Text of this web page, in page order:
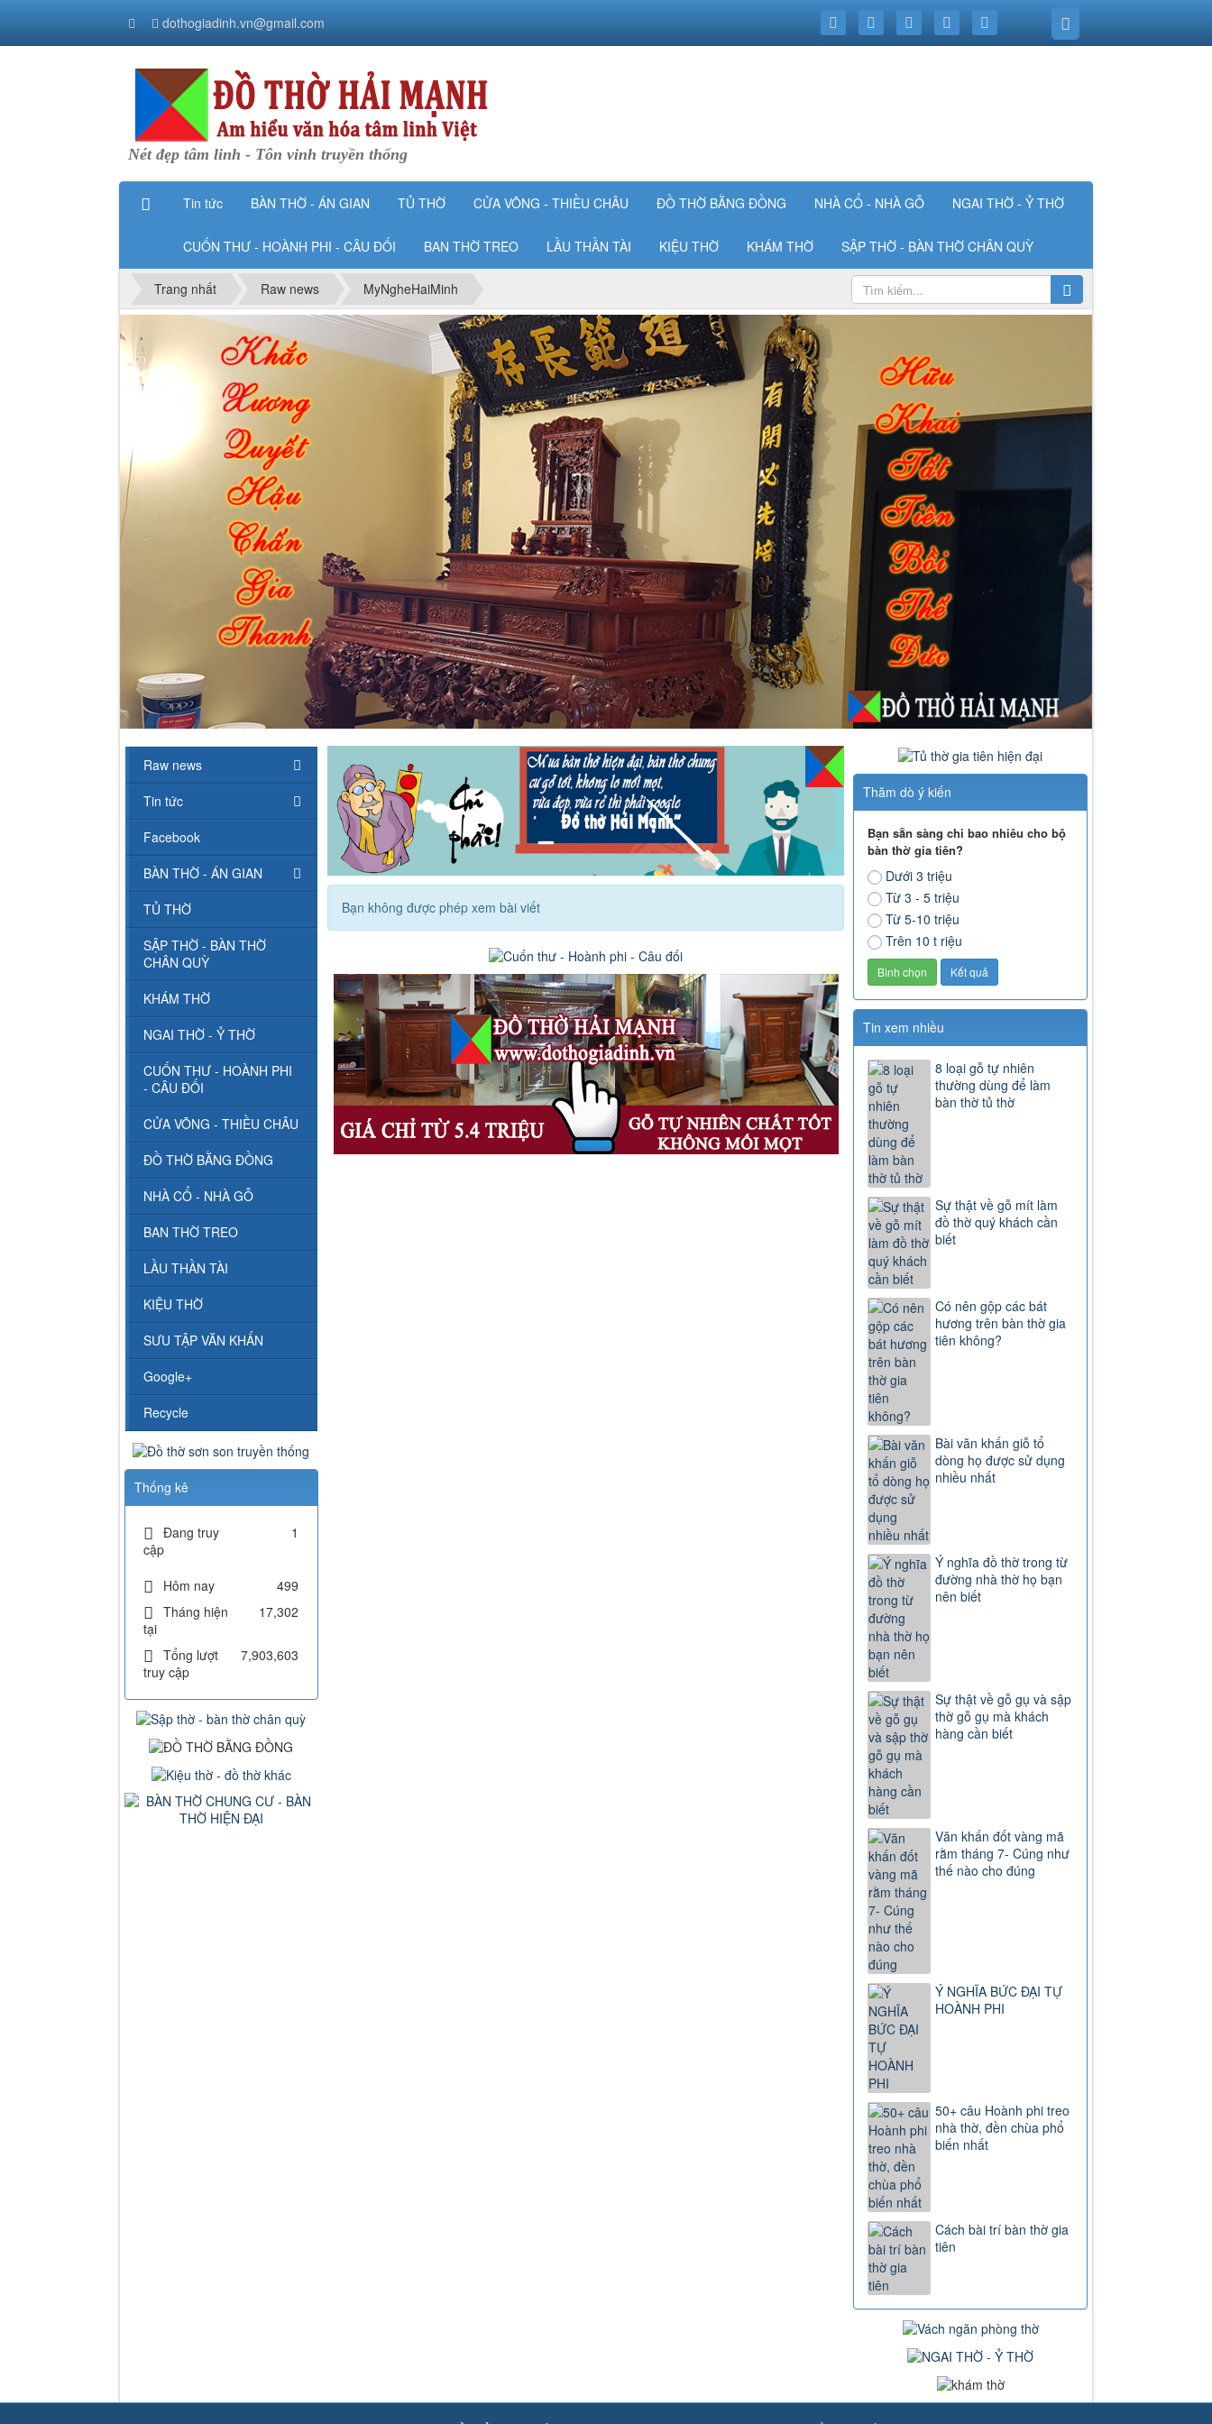
Nét đẹp tâm linh - Tôn vinh truyền thống
Tin tức BÀN THỜ - ÁN GIAN TỦ THỜ CỬA VÕNG - THIỀU CHÂU ĐỒ THỜ BẰNG ĐỒNG NHÀ CỔ - NHÀ GỖ NGAI THỜ - Ỷ THỜ
CUỐN THƯ - HOÀNH PHI - CÂU ĐỐI BAN THỜ TREO LẦU THẦN TÀI KIỆU THỜ KHÁM THỜ SẬP THỜ - BÀN THỜ CHÂN QUỲ
dothogiadinh.vn@gmail.com
Trang nhất Raw news MyNgheHaiMinh
Bạn không được phép xem bài viết
Thăm dò ý kiến
Bạn sẵn sàng chi bao nhiêu cho bộ
bàn thờ gia tiên?
Dưới 3 triệu
Từ 3 - 5 triệu
Từ 5-10 triệu
Trên 10 t riệu
Tin xem nhiều
8 loại gỗ tự nhiên
thường dùng để làm
bàn thờ tủ thờ
Sự thật về gỗ mít làm
đồ thờ quý khách cần
biết
Có nên gộp các bát
hương trên bàn thờ gia
tiên không?
Bài văn khấn giỗ tổ
dòng họ được sử dụng
nhiều nhất
Ý nghĩa đồ thờ trong từ
đường nhà thờ họ bạn
nên biết
Sự thật về gỗ gụ và sập
thờ gỗ gụ mà khách
hàng cần biết
Văn khấn đốt vàng mã
rằm tháng 7- Cúng như
thế nào cho đúng
Ý NGHĨA BỨC ĐẠI TỰ
HOÀNH PHI
50+ câu Hoành phi treo
nhà thờ, đền chùa phổ
biến nhất
Cách bài trí bàn thờ gia
tiên
Raw news
Tin tức
Facebook
BÀN THỜ - ÁN GIAN
TỦ THỜ
SẬP THỜ - BÀN THỜ
CHÂN QUỲ
KHÁM THỜ
NGAI THỜ - Ỷ THỜ
CUỐN THƯ - HOÀNH PHI
- CÂU ĐỐI
CỬA VÕNG - THIỀU CHÂU
ĐỒ THỜ BẰNG ĐỒNG
NHÀ CỔ - NHÀ GỖ
BAN THỜ TREO
LẦU THẦN TÀI
KIỆU THỜ
SƯU TẬP VĂN KHẤN
Google+
Recycle
Thống kê
Đang truy
cập
1
Hôm nay
499
Tháng hiện
tại
17,302
Tổng lượt
truy cập
7,903,603